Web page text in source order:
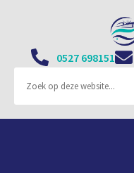
0527 698151